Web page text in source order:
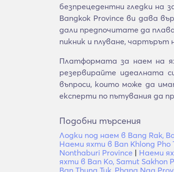
безпрецедентни гледки на
Bangkok Province ви дава
дали предпочитате да
пикник и плуване,
Платформата за наем на
резервирайте идеалната
въпроси, които може да
експерти по пътувания да
Подобни търсения
Лодки под наем в Bang Rak,
Наеми яхти в Ban Khlong Pho
Nonthaburi Province | Наеми
яхти в Ban Ko, Samut Sakhon
Ban Thung Tuk, Phang Nga